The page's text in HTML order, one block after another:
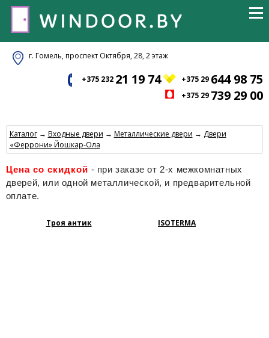
г. Гомель, проспект Октября, 28, 2 этаж
+375 232 21 19 74 +375 29 644 98 75
+375 29 739 29 00
Каталог→ Входные двери → Металлические двери → Двери
«Феррони» Йошкар-Ола
Цена со скидкой - при заказе от 2-х межкомнатных
дверей, или одной металлической, и предварительной
оплате.
Троя антик ISOTERMA